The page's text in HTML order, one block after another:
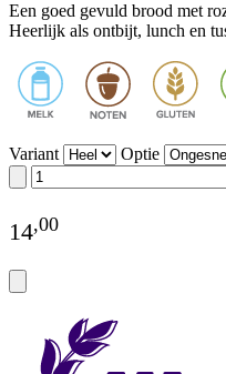
Een goed gevuld brood met
Heerlijk als ontbijt, lunch en
Variant Optie
14,00